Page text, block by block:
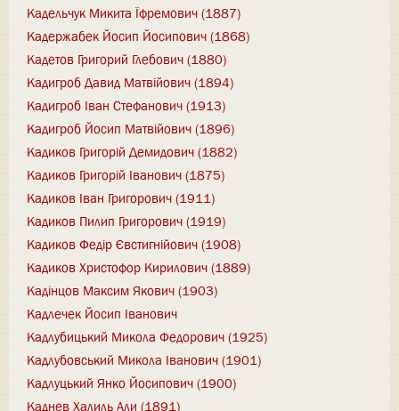
Кадельчук Микита Їфремович (1887)
Кадержабек Йосип Йосипович (1868)
Кадетов Григорий Глебович (1880)
Кадигроб Давид Матвійович (1894)
Кадигроб Іван Стефанович (1913)
Кадигроб Йосип Матвійович (1896)
Кадиков Григорій Демидович (1882)
Кадиков Григорій Іванович (1875)
Кадиков Іван Григорович (1911)
Кадиков Пилип Григорович (1919)
Кадиков Федір Євстигнійович (1908)
Кадиков Христофор Кирилович (1889)
Кадінцов Максим Якович (1903)
Кадлечек Йосип Іванович
Кадлубицький Микола Федорович (1925)
Кадлубовський Микола Іванович (1901)
Кадлуцький Янко Йосипович (1900)
Каднев Халиль Али (1891)